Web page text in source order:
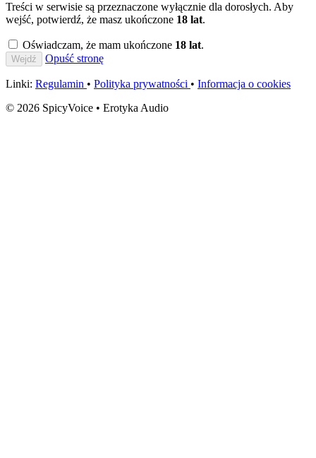
Treści w serwisie są przeznaczone wyłącznie dla dorosłych. Aby
wejść, potwierdź, że masz ukończone 18 lat.
Oświadczam, że mam ukończone 18 lat.
Wejdź Opuść stronę
Linki: Regulamin • Polityka prywatności • Informacja o cookies
© 2026 SpicyVoice • Erotyka Audio